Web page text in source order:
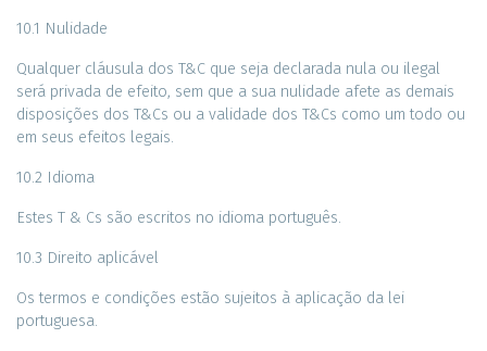
10.1 Nulidade
Qualquer cláusula dos T&C que seja declarada nula ou ilegal
será privada de efeito, sem que a sua nulidade afete as demais
disposições dos T&Cs ou a validade dos T&Cs como um todo ou
em seus efeitos legais.
10.2 Idioma
Estes T & Cs são escritos no idioma português.
10.3 Direito aplicável
Os termos e condições estão sujeitos à aplicação da lei
portuguesa.